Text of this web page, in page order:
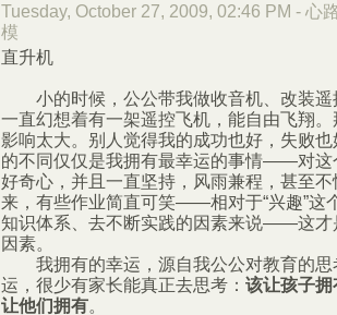
Tuesday, October 27, 2009, 02:46 PM - 心
模
直升机
小的时候，公公带我做收音机、改装遥
一直幻想着有一架遥控飞机，能自由飞翔
影响太大。别人觉得我的成功也好，失败
的不同仅仅是我拥有最幸运的事情——对这
好奇心，并且一直坚持，风雨兼程，甚至
来，有些作业简直可笑——相对于“兴趣”这
知识体系、去不断实践的因素来说——这才
因素。
我拥有的幸运，源自我公公对教育的思
运，很少有家长能真正去思考： 该让孩子
让他们拥有。